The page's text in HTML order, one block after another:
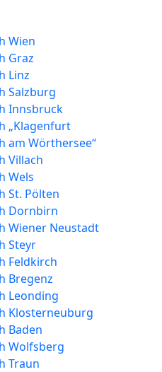
Wien
Graz
Linz
Salzburg
Innsbruck
„Klagenfurt
am Wörthersee“
Villach
Wels
St. Pölten
Dornbirn
Wiener Neustadt
Steyr
Feldkirch
Bregenz
Leonding
Klosterneuburg
Baden
Wolfsberg
Traun